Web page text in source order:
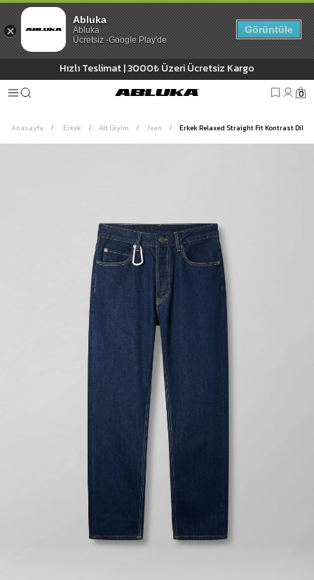
Hızlı Teslimat | 3000₺ Üzeri Ücretsiz Kargo
0
Anasayfa Erkek Alt Giyim Jean Erkek Relaxed Straight Fit Kontrast
Abluka
Abluka
Ücretsiz -Google Play'de
Görüntüle